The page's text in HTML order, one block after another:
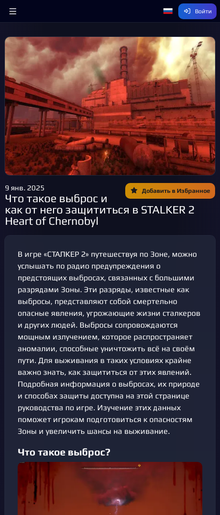
Войти
Добавить в Избранное
9 янв. 2025
Что такое выброс и
как от него защититься в STALKER 2
Heart of Chernobyl
В игре «СТАЛКЕР 2» путешествуя по Зоне, можно
услышать по радио предупреждения о
предстоящих выбросах, связанных с большими
разрядами Зоны. Эти разряды, известные как
выбросы, представляют собой смертельно
опасные явления, угрожающие жизни сталкеров
и других людей. Выбросы сопровождаются
мощным излучением, которое распространяет
аномалии, способные уничтожить всё на своём
пути. Для выживания в таких условиях крайне
важно знать, как защититься от этих явлений.
Подробная информация о выбросах, их природе
и способах защиты доступна на этой странице
руководства по игре. Изучение этих данных
поможет игрокам подготовиться к опасностям
Зоны и увеличить шансы на выживание.
Что такое выброс?